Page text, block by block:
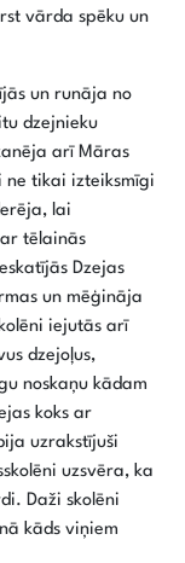
vārda spēku un
un runāja no
dzejnieku
arī Māras
ne tikai izteiksmīgi
lai
tēlainās
Dzejas
un mēģināja
iejutās arī
dzejoļus,
noskaņu kādam
koks ar
uzrakstījuši
uzsvēra, ka
Daži skolēni
kāds viņiem